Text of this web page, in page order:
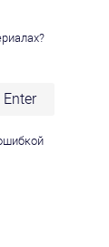
Enter